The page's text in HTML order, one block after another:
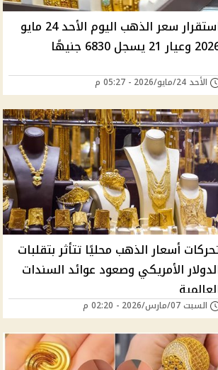
استقرار سعر الذهب اليوم الأحد 24 مايو
21 يسجل 6830 جنيهًا
الأحد 24/مايو/2026 - 05:27 م
أسعار الذهب محليًا تتأثر بتقلبات
الأمريكي وصعود عوائد السندات
السبت 07/مارس/2026 - 02:20 م